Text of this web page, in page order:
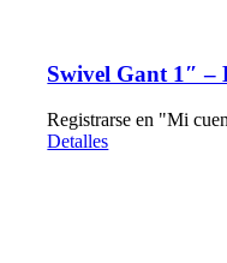
Swivel Gant 1″ –
Registrarse en "Mi
Detalles